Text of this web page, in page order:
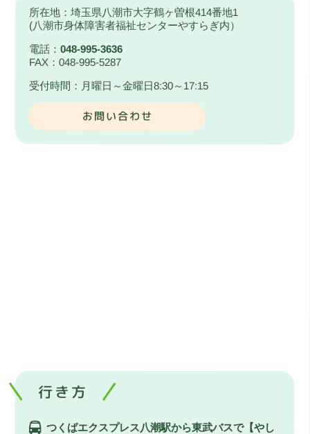
所在地：埼玉県八潮市大字鶴ヶ曽根414番地1
(八潮市身体障害者福祉センターやすらぎ内）
電話：048-995-3636
FAX：048-995-5287
受付時間：月曜日～金曜日8:30～17:15
お問い合わせ
行き方
つくばエクスプレス八潮駅から東武バスで【やし